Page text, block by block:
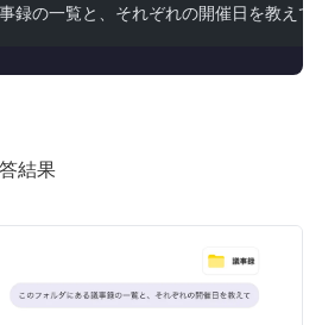
録の一覧と、それぞれの開催日を教えて
結果